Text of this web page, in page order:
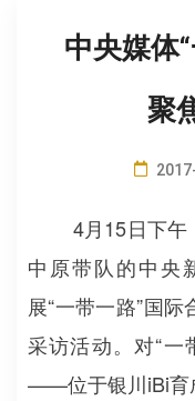
中央媒体
聚
4月15日下午
中原带队的中央
展“一带一路”国
采访活动。对“一
——位于银川iBi育